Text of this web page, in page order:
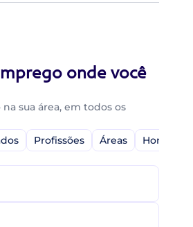
onde você
sua área, em todos os
Profissões Áreas Home-